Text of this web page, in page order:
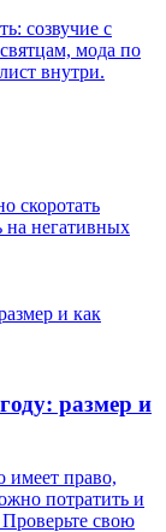
созвучие с
мода по
внутри.
скоротать
на негативных
размер и
имеет право,
потратить и
свою